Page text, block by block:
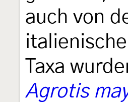
auch von
Taxa
Agrotis